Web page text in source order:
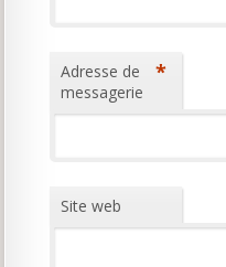
Adresse de
messagerie
*
Site web